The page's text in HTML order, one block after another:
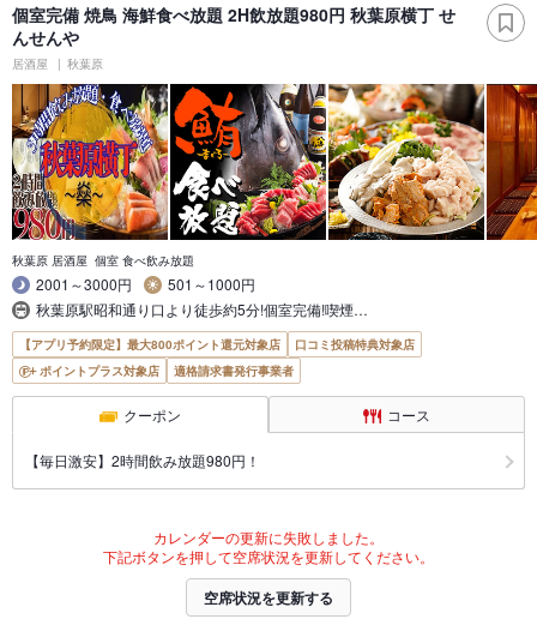
個室完備 焼鳥 海鮮食べ放題 2H飲放題980円 秋葉原横丁 せ
んせんや
居酒屋 秋葉原
秋葉原 居酒屋 個室 食べ飲み放題
2001～3000円
501～1000円
秋葉原駅昭和通り口より徒歩約5分!個室完備!喫煙…
【アプリ予約限定】最大800ポイント還元対象店
口コミ投稿特典対象店
ポイントプラス対象店
適格請求書発行事業者
クーポン コース
【毎日激安】2時間飲み放題980円！
カレンダーの更新に失敗しました。
下記ボタンを押して空席状況を更新してください。
空席状況を更新する